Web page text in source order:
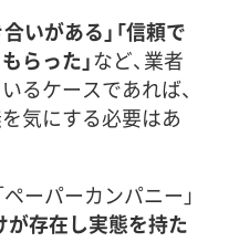
いがある」「信頼で
らった」など、業者
るケースであれば、
気にする必要はあ
ーパーカンパニー」
が存在し実態を持た